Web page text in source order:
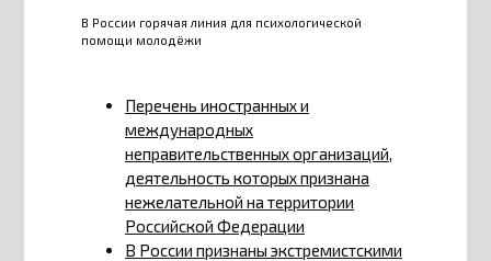
В России горячая линия для психологической
помощи молодёжи
Перечень иностранных и
международных
неправительственных организаций,
деятельность которых признана
нежелательной на территории
Российской Федерации
В России признаны экстремистскими